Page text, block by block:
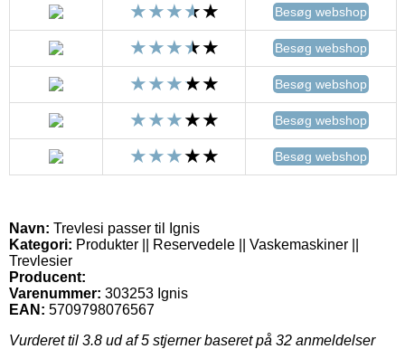
Besøg webshop
Besøg webshop
Besøg webshop
Besøg webshop
Besøg webshop
Navn: Trevlesi passer til Ignis
Kategori: Produkter || Reservedele || Vaskemaskiner ||
Trevlesier
Producent:
Varenummer: 303253 Ignis
EAN: 5709798076567
Vurderet til 3.8 ud af 5 stjerner baseret på 32 anmeldelser